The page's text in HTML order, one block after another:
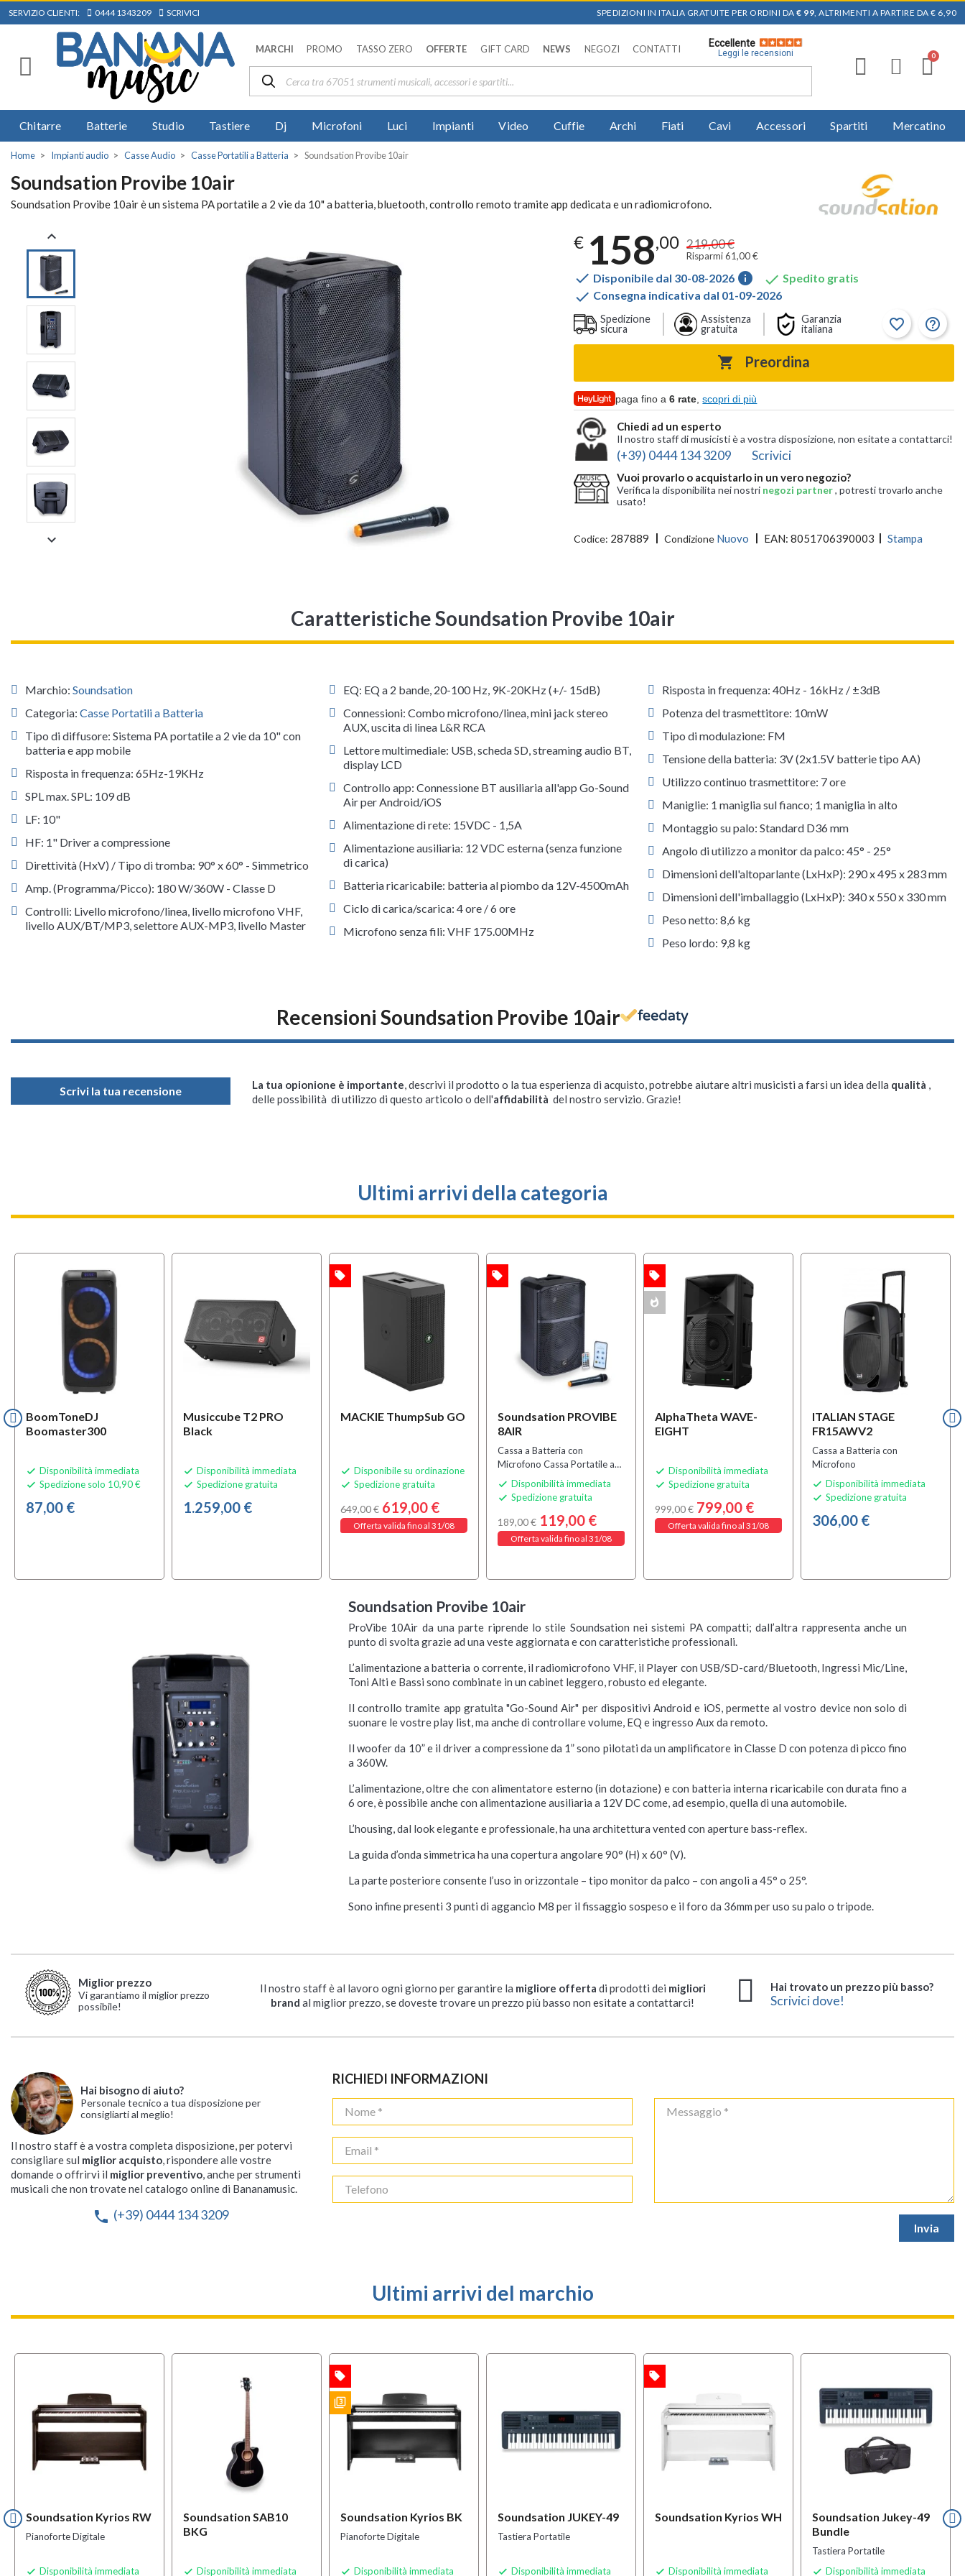
SERVIZIO CLIENTI: 0444 1343209 SCRIVICI SPEDIZIONI IN ITALIA GRATUITE PER ORDINI DA € 99, ALTRIMENTI A PARTIRE DA € 6,90
MARCHI PROMO TASSO ZERO OFFERTE GIFT CARD NEWS NEGOZI CONTATTI
Eccellente
Leggi le recensioni
Chitarre Batterie Studio Tastiere Dj Microfoni Luci Impianti Video Cuffie Archi Fiati Cavi Accessori Spartiti Mercatino
Home Impianti audio Casse Audio Casse Portatili a Batteria Soundsation Provibe 10air
Soundsation Provibe 10air
Soundsation Provibe 10air è un sistema PA portatile a 2 vie da 10" a batteria, bluetooth, controllo remoto tramite app dedicata e un radiomicrofono.


€ 158,00 219,00 €
Risparmi 61,00 €
 Disponibile dal 30-08-2026 info  Spedito gratis
 Consegna indicativa dal 01-09-2026
Spedizione
sicura
Assistenza
gratuita
Garanzia
italiana
favorite_border help_outline
 Preordina
paga fino a6 rate ,scopri di più
Chiedi ad un esperto
Il nostro staff di musicisti è a vostra disposizione, non esitate a contattarci!
(+39) 0444 134 3209 Scrivici
Vuoi provarlo o acquistarlo in un vero negozio?
Verifica la disponibilita nei nostri negozi partner, potresti trovarlo anche
usato!
Codice: 287889 Condizione Nuovo EAN: 8051706390003 Stampa
Caratteristiche Soundsation Provibe 10air
Marchio: Soundsation
Categoria: Casse Portatili a Batteria
Tipo di diffusore: Sistema PA portatile a 2 vie da 10" con
batteria e app mobile
Risposta in frequenza: 65Hz-19KHz
SPL max. SPL: 109 dB
LF: 10"
HF: 1" Driver a compressione
Direttività (HxV) / Tipo di tromba: 90° x 60° - Simmetrico
Amp. (Programma/Picco): 180 W/360W - Classe D
Controlli: Livello microfono/linea, livello microfono VHF,
livello AUX/BT/MP3, selettore AUX-MP3, livello Master
EQ: EQ a 2 bande, 20-100 Hz, 9K-20KHz (+/- 15dB)
Connessioni: Combo microfono/linea, mini jack stereo
AUX, uscita di linea L&R RCA
Lettore multimediale: USB, scheda SD, streaming audio BT,
display LCD
Controllo app: Connessione BT ausiliaria all'app Go-Sound
Air per Android/iOS
Alimentazione di rete: 15VDC - 1,5A
Alimentazione ausiliaria: 12 VDC esterna (senza funzione
di carica)
Batteria ricaricabile: batteria al piombo da 12V-4500mAh
Ciclo di carica/scarica: 4 ore / 6 ore
Microfono senza fili: VHF 175.00MHz
Risposta in frequenza: 40Hz - 16kHz / ±3dB
Potenza del trasmettitore: 10mW
Tipo di modulazione: FM
Tensione della batteria: 3V (2x1.5V batterie tipo AA)
Utilizzo continuo trasmettitore: 7 ore
Maniglie: 1 maniglia sul fianco; 1 maniglia in alto
Montaggio su palo: Standard D36 mm
Angolo di utilizzo a monitor da palco: 45° - 25°
Dimensioni dell'altoparlante (LxHxP): 290 x 495 x 283 mm
Dimensioni dell'imballaggio (LxHxP): 340 x 550 x 330 mm
Peso netto: 8,6 kg
Peso lordo: 9,8 kg
Recensioni Soundsation Provibe 10air
Scrivi la tua recensione La tua opionione è importante, descrivi il prodotto o la tua esperienza di acquisto, potrebbe aiutare altri musicisti a farsi un idea della qualità ,
delle possibilità di utilizzo di questo articolo o dell'affidabilità del nostro servizio. Grazie!
Ultimi arrivi della categoria
BoomToneDJ
Boomaster300
 Disponibilità immediata
 Spedizione solo 10,90 €
87,00 €
Musiccube T2 PRO
Black
 Disponibilità immediata
 Spedizione gratuita
1.259,00 €
MACKIE ThumpSub GO
 Disponibile su ordinazione
 Spedizione gratuita
649,00 € 619,00 €
Offerta valida fino al 31/08
local_offer
Soundsation PROVIBE
8AIR
Cassa a Batteria con
Microfono Cassa Portatile a
Batteria Cassa Portatile con
Bluetooth
 Disponibilità immediata
 Spedizione gratuita
189,00 € 119,00 €
Offerta valida fino al 31/08
local_offer
AlphaTheta WAVE-
EIGHT
 Disponibilità immediata
 Spedizione gratuita
999,00 € 799,00 €
Offerta valida fino al 31/08
local_offer
whatshot
ITALIAN STAGE
FR15AWV2
Cassa a Batteria con
Microfono
 Disponibilità immediata
 Spedizione gratuita
306,00 €
Soundsation Provibe 10air
ProVibe 10Air da una parte riprende lo stile Soundsation nei sistemi PA compatti; dall’altra rappresenta anche un
punto di svolta grazie ad una veste aggiornata e con caratteristiche professionali.
L’alimentazione a batteria o corrente, il radiomicrofono VHF, il Player con USB/SD-card/Bluetooth, Ingressi Mic/Line,
Toni Alti e Bassi sono combinate in un cabinet leggero, robusto ed elegante.
Il controllo tramite app gratuita "Go-Sound Air" per dispositivi Android e iOS, permette al vostro device non solo di
suonare le vostre play list, ma anche di controllare volume, EQ e ingresso Aux da remoto.
Il woofer da 10” e il driver a compressione da 1” sono pilotati da un amplificatore in Classe D con potenza di picco fino
a 360W.
L’alimentazione, oltre che con alimentatore esterno (in dotazione) e con batteria interna ricaricabile con durata fino a
6 ore, è possibile anche con alimentazione ausiliaria a 12V DC come, ad esempio, quella di una automobile.
L’housing, dal look elegante e professionale, ha una architettura vented con aperture bass-reflex.
La guida d’onda simmetrica ha una copertura angolare 90° (H) x 60° (V).
La parte posteriore consente l’uso in orizzontale – tipo monitor da palco – con angoli a 45° o 25°.
Sono infine presenti 3 punti di aggancio M8 per il fissaggio sospeso e il foro da 36mm per uso su palo o tripode.
Miglior prezzo
Vi garantiamo il miglior prezzo
possibile!
Il nostro staff è al lavoro ogni giorno per garantire la migliore offerta di prodotti dei migliori
brand al miglior prezzo, se doveste trovare un prezzo più basso non esitate a contattarci!
Hai trovato un prezzo più basso?
Scrivici dove!
Hai bisogno di aiuto?
Personale tecnico a tua disposizione per
consigliarti al meglio!
Il nostro staff è a vostra completa disposizione, per potervi
consigliare sul miglior acquisto, rispondere alle vostre
domande o offrirvi il miglior preventivo, anche per strumenti
musicali che non trovate nel catalogo online di Bananamusic.
phone (+39) 0444 134 3209
RICHIEDI INFORMAZIONI
Ultimi arrivi del marchio
Soundsation Kyrios RW
Pianoforte Digitale
 Disponibilità immediata
Soundsation SAB10
BKG
 Disponibilità immediata
Soundsation Kyrios BK
Pianoforte Digitale
 Disponibilità immediata
local_offer
filter_3
Soundsation JUKEY-49
Tastiera Portatile
 Disponibilità immediata
Soundsation Kyrios WH
 Disponibilità immediata
local_offer
Soundsation Jukey-49
Bundle
Tastiera Portatile
 Disponibilità immediata